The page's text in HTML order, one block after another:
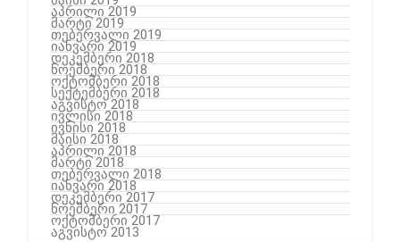
აპრილი 2019
მარტი 2019
თებერვალი 2019
იანვარი 2019
დეკემბერი 2018
ნოემბერი 2018
ოქტომბერი 2018
სექტემბერი 2018
აგვისტო 2018
ივლისი 2018
ივნისი 2018
მაისი 2018
აპრილი 2018
მარტი 2018
თებერვალი 2018
იანვარი 2018
დეკემბერი 2017
ნოემბერი 2017
ოქტომბერი 2017
აგვისტო 2013